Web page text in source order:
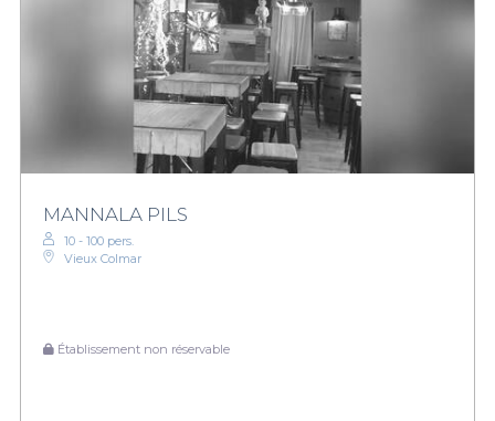
MANNALA PILS
10 - 100 pers.
Vieux Colmar
Établissement non réservable